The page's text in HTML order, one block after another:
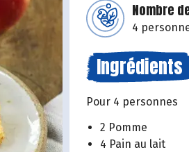
Nombre
4
Ingrédients
Pour 4 personnes
2 Pomme
4 Pain au lait